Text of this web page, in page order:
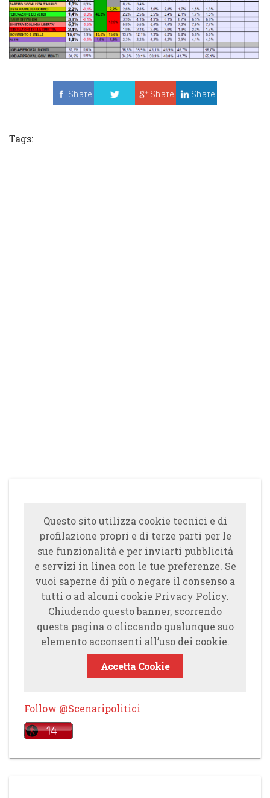
Share
Share Share
Tags:
Questo sito utilizza cookie tecnici e di
profilazione propri e di terze parti per le
sue funzionalità e per inviarti pubblicità
e servizi in linea con le tue preferenze. Se
vuoi saperne di più o negare il consenso a
tutti o ad alcuni cookie Privacy Policy.
Chiudendo questo banner, scorrendo
questa pagina o cliccando qualunque suo
elemento acconsenti all’uso dei cookie.
Accetta Cookie
Follow @Scenaripolitici